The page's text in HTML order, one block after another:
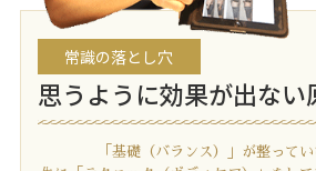
常識の落とし穴
思うように効果が出な
「基礎（バランス）」が整ってい